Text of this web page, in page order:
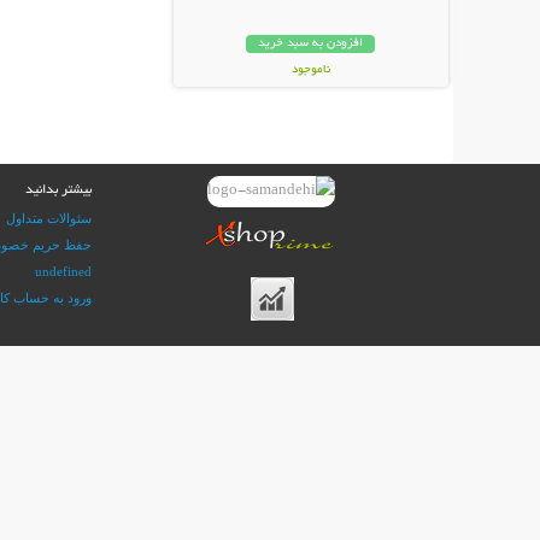
افزودن به سبد خرید
ناموجود
بیشتر بدانید
سئوالات متداول
حفظ حریم
undefined
ورود به حساب